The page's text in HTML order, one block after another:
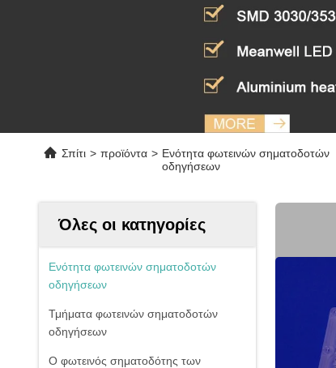
Σπίτι > προϊόντα > Ενότητα φωτεινών σηματοδοτών
οδηγήσεων
Όλες οι κατηγορίες
Ενότητα φωτεινών σηματοδοτών
οδηγήσεων
Τμήματα φωτεινών σηματοδοτών
οδηγήσεων
Ο φωτεινός σηματοδότης των